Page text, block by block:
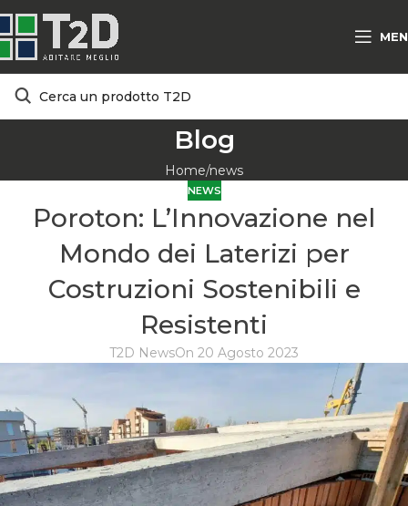
Blog
Home news
NEWS
Poroton: L’Innovazione nel
Mondo dei Laterizi per
Costruzioni Sostenibili e
Resistenti
T2D NewsOn 20 Agosto 2023